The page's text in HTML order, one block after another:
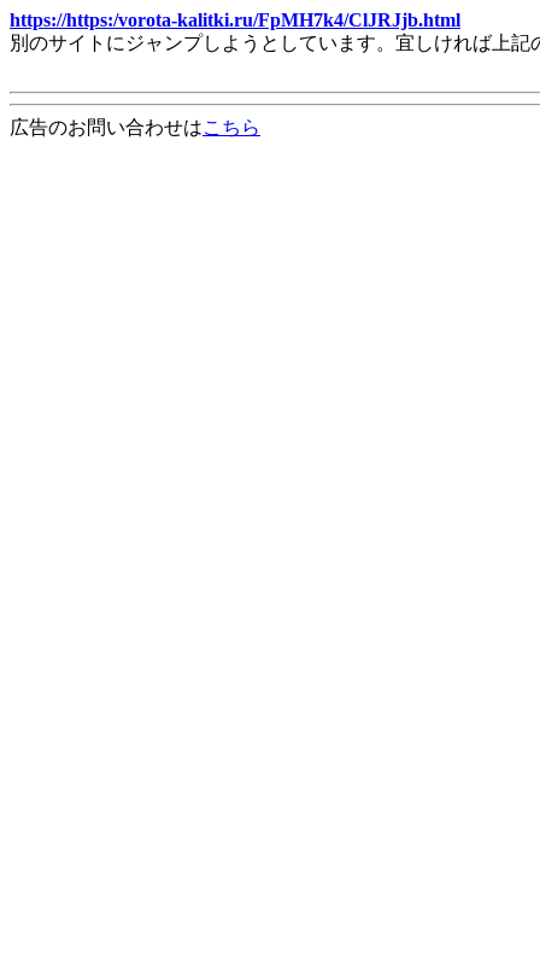
https://https:/vorota-kalitki.ru/FpMH7k4/ClJRJjb.html
別のサイトにジャンプしようとしています。宜しければ上
広告のお問い合わせはこちら